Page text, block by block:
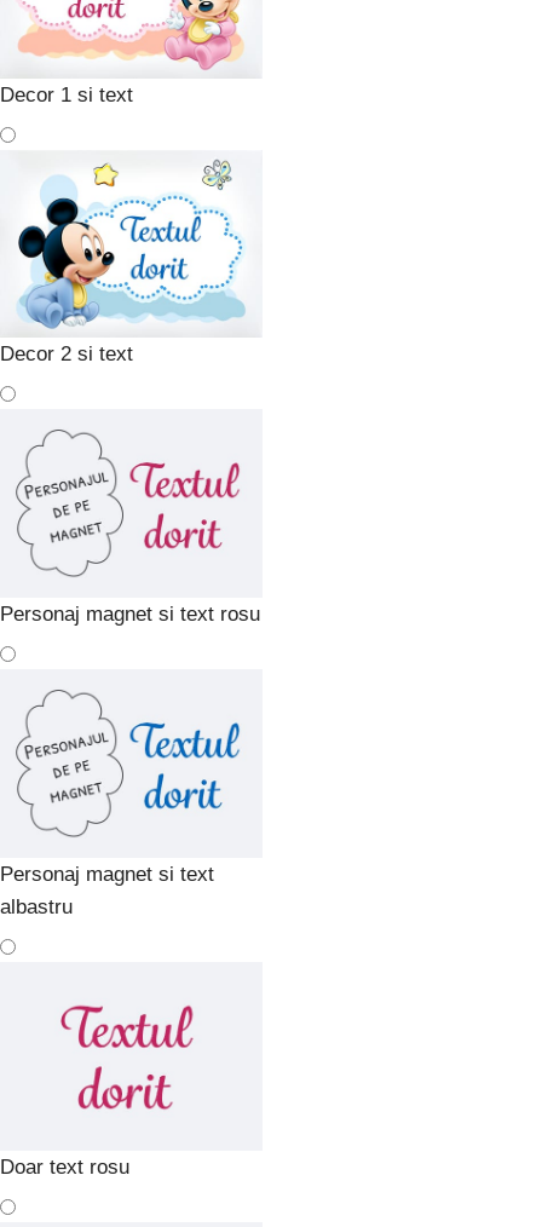
Decor 1 si text
Decor 2 si text
Personaj magnet si text rosu
Personaj magnet si text
albastru
Doar text rosu